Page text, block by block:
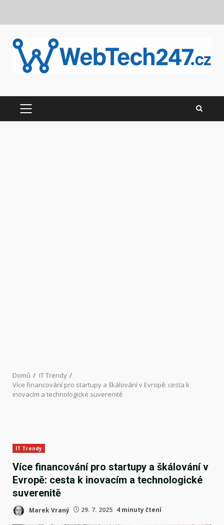
Domů
IT Trendy
Více financování pro startupy a škálování v Evropě: cesta k
inovacím a technologické suverenitě
IT Trendy
Více financování pro startupy a škálování v
Evropě: cesta k inovacím a technologické
suverenitě
Marek Vraný 29. 7. 2025 4 minuty čtení